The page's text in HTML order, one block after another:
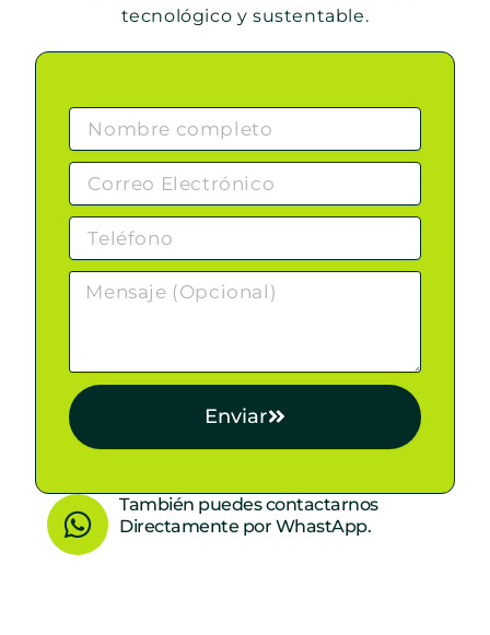
tecnológico y sustentable.
Enviar
W
h
También puedes contactarnos
Directamente por WhastApp.